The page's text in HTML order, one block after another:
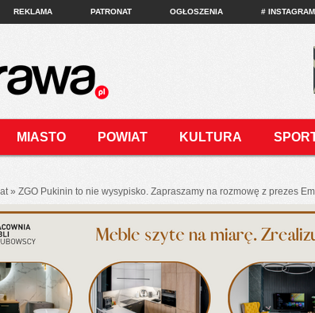
REKLAMA PATRONAT OGŁOSZENIA # INSTAGRAM
MIASTO POWIAT KULTURA
» ZGO Pukinin to nie wysypisko. Zapraszamy na rozmowę z prezes